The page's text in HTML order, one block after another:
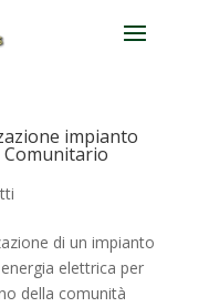
impianto
di un impianto
elettrica per
della comunità